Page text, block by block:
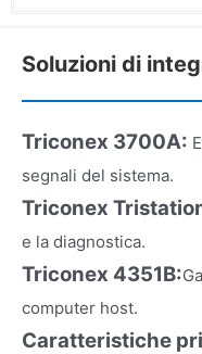
Soluzioni di
Triconex 3700A:
segnali del sistema.
Triconex
e la diagnostica.
Triconex 4351B:
computer host.
Caratteristiche